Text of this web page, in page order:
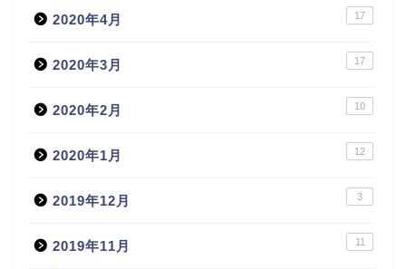
2020年4月 17
2020年3月 17
2020年2月 10
2020年1月 12
2019年12月 3
2019年11月 11